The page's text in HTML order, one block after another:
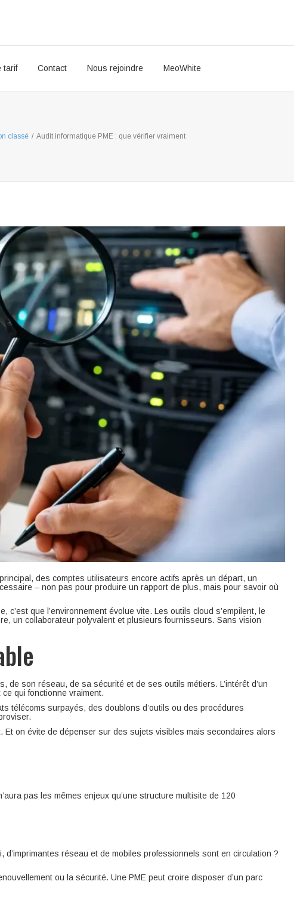
tarif Contact Nous rejoindre MeoWhite
classé / Audit informatique PME : que vérifier vraiment
des comptes utilisateurs encore actifs après un départ, un
– non pas pour produire un rapport de plus, mais pour savoir où
que l’environnement évolue vite. Les outils cloud s’empilent, le
un collaborateur polyvalent et plusieurs fournisseurs. Sans vision
de son réseau, de sa sécurité et de ses outils métiers. L’intérêt d’un
qui fonctionne vraiment.
télécoms surpayés, des doublons d’outils ou des procédures
Et on évite de dépenser sur des sujets visibles mais secondaires alors
pas les mêmes enjeux qu’une structure multisite de 120
réseau et de mobiles professionnels sont en circulation ?
ou la sécurité. Une PME peut croire disposer d’un parc